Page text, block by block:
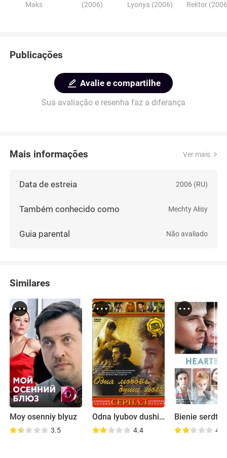
Maks
(2006)
Lyonya (2006)
Rektor
Publicações
Avalie e compartilhe
Sua avaliação e resenha faz a diferança
Mais informações Ver mais
Data de estreia 2006 (RU)
Também conhecido como Mechty Alisy
Guia parental Não avaliado
Similares
Moy osenniy blyuz
3.5
Odna lyubov dushi moyey
4.4
Bienie serdtsa
4.3